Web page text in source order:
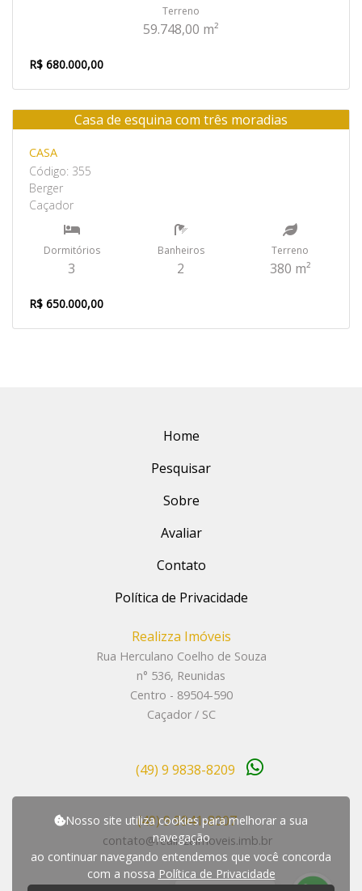
Terreno
59.748,00 m²
R$ 680.000,00
Venda
Casa de esquina com três moradias
CASA
Código: 355
Berger
Caçador
Dormitórios
3
Banheiros
2
Terreno
380 m²
R$ 650.000,00
Nosso site utiliza cookies para melhorar a sua
navegação
ao continuar navegando entendemos que você concorda
com a nossa Política de Privacidade
Home
Pesquisar
Sobre
Avaliar
Contato
Política de Privacidade
Realizza Imóveis
Rua Herculano Coelho de Souza
n° 536, Reunidas
Centro - 89504-590
Caçador / SC
(49) 9 9838-8209
(49) 9 9941-8007
contato@realizzaimoveis.imb.br